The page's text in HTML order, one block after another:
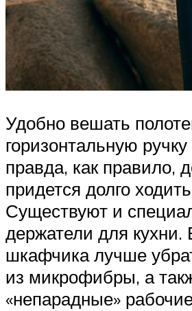
Удобно вешать
горизонтальную
правда, как правило,
придется долго
Существуют и
держатели для кухни.
шкафчика лучше
из микрофибры, а
«непарадные»